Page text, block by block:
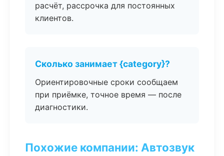
расчёт, рассрочка для постоянных
клиентов.
Сколько занимает {category}?
Ориентировочные сроки сообщаем
при приёмке, точное время — после
диагностики.
Похожие компании: Автозвук